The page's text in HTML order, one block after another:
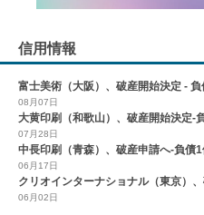
信用情報
富士美術（大阪）、破産開始決定 -
08月07日
大黄印刷（和歌山）、破産開始決定-
07月28日
中長印刷（青森）、破産申請へ-負債
06月17日
クリオインターナショナル（東京）
06月02日